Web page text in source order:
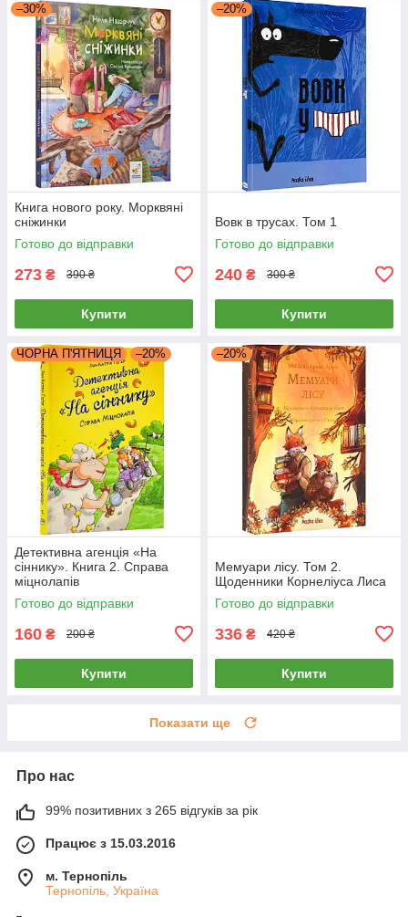
–30%
Книга нового року. Морквяні
сніжинки
Готово до відправки
273 ₴ 390 ₴
Купити
–20%
Вовк в трусах. Том 1
Готово до відправки
240 ₴ 300 ₴
Купити
ЧОРНА П'ЯТНИЦЯ –20%
Детективна агенція «На
сіннику». Книга 2. Справа
міцнолапів
Готово до відправки
160 ₴ 200 ₴
Купити
–20%
Мемуари лісу. Том 2.
Щоденники Корнеліуса Лиса
Готово до відправки
336 ₴ 420 ₴
Купити
Показати ще
Про нас
99% позитивних з 265 відгуків за рік
Працює з 15.03.2016
м. Тернопіль
Тернопіль, Україна